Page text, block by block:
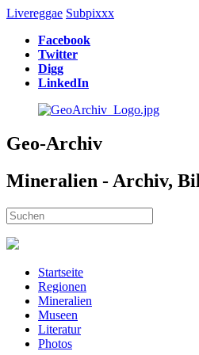
Livereggae Subpixxx
Facebook
Twitter
Digg
LinkedIn
Geo-Archiv
Mineralien - Archiv,
Startseite
Regionen
Mineralien
Museen
Literatur
Photos